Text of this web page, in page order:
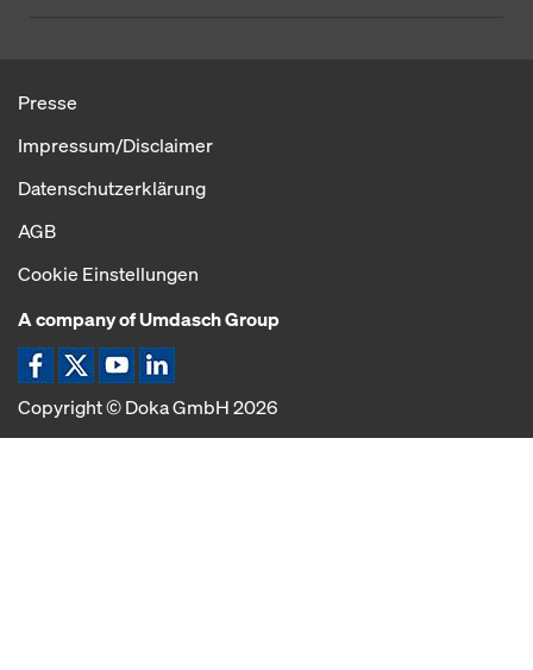
Presse
Impressum/Disclaimer
Datenschutzerklärung
AGB
Cookie Einstellungen
A company of Umdasch Group
Copyright © Doka GmbH 2026